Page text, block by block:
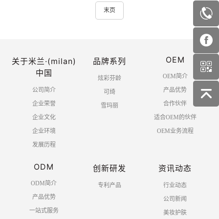
末页
关于米兰·(milan)
中国
公司简介
企业荣誉
企业文化
企业环境
发展历程
品牌系列
炫彩芬龄
可绮
雪玛丽
OEM
OEM简介
产品优势
合作伙伴
适合OEM的伙伴
OEM业务流程
ODM
ODM简介
产品优势
一站式服务
创新研发
专利产品
资讯动态
行业动态
公司新闻
美妆护肤